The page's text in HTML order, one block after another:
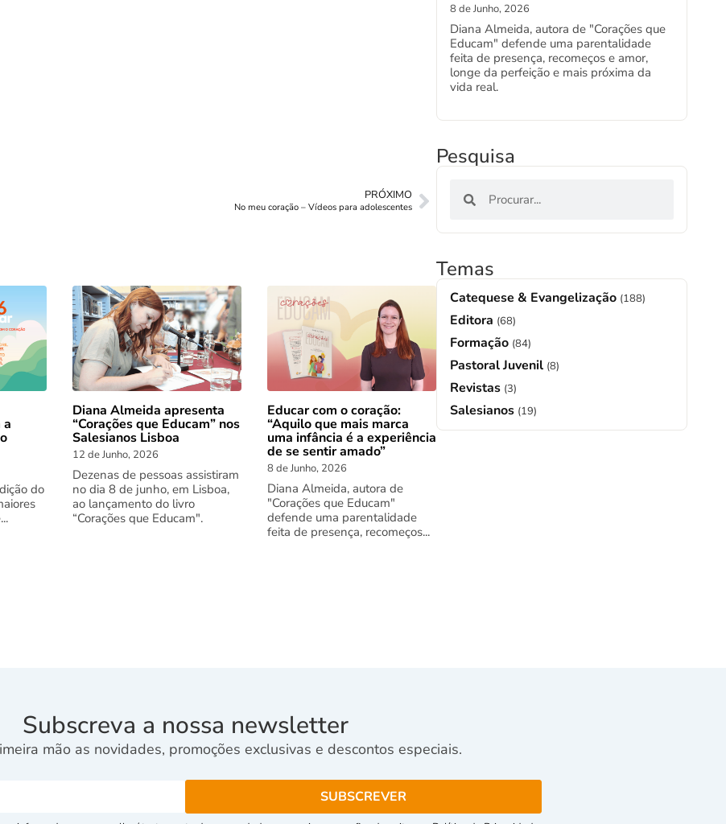
PRÓXIMO
No meu coração – Vídeos para adolescentes
a
do
Diana Almeida apresenta
“Corações que Educam” nos
Salesianos Lisboa
12 de Junho, 2026
Dezenas de pessoas assistiram
no dia 8 de junho, em Lisboa,
ao lançamento do livro
“Corações que Educam".
Educar com o coração:
“Aquilo que mais marca
uma infância é a experiência
de se sentir amado”
8 de Junho, 2026
Diana Almeida, autora de
"Corações que Educam"
defende uma parentalidade
feita de presença, recomeços...
8 de Junho, 2026
Diana Almeida, autora de "Corações que
Educam" defende uma parentalidade
feita de presença, recomeços e amor,
longe da perfeição e mais próxima da
vida real.
Pesquisa
Temas
Catequese & Evangelização (188)
Editora (68)
Formação (84)
Pastoral Juvenil (8)
Revistas (3)
Salesianos (19)
Subscreva a nossa newsletter
mão as novidades, promoções exclusivas e descontos especiais.